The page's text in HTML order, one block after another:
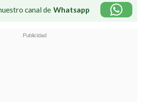
canal de Whatsapp